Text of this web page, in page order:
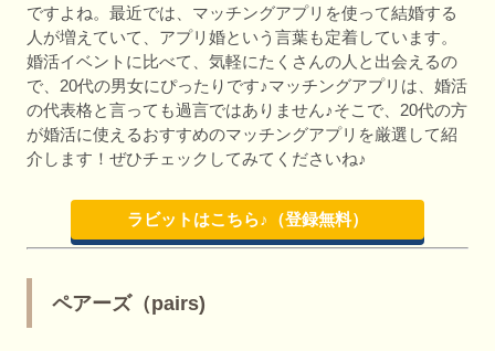
ですよね。最近では、マッチングアプリを使って結婚する
人が増えていて、アプリ婚という言葉も定着しています。
婚活イベントに比べて、気軽にたくさんの人と出会えるの
で、20代の男女にぴったりです♪マッチングアプリは、婚活
の代表格と言っても過言ではありません♪そこで、20代の方
が婚活に使えるおすすめのマッチングアプリを厳選して紹
介します！ぜひチェックしてみてくださいね♪
ラビットはこちら♪（登録無料）
ペアーズ（pairs)